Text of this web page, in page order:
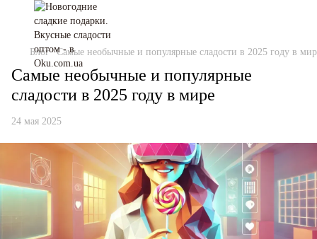
Блог Самые необычные и популярные сладости в 2025 году в
Самые необычные и популярные
сладости в 2025 году в мире
24 мая 2025